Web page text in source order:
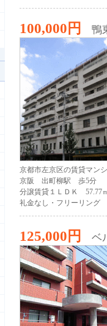
100,000円 鴨
京都市左京区の賃貸マン
京阪 出町柳駅 歩5分
分譲賃貸１ＬＤＫ 57.77
礼金なし・フリーリング
125,000円 ベ